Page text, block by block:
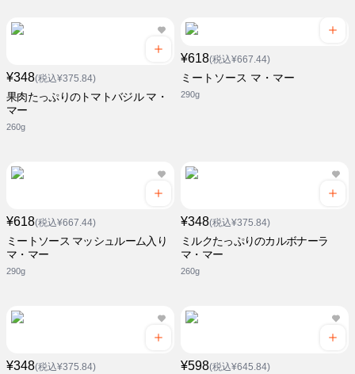
¥348(税込¥375.84)
果肉たっぷりのトマトバジル マ・
マー
260g
¥618(税込¥667.44)
ミートソース マ・マー
290g
¥618(税込¥667.44)
ミートソース マッシュルーム入り
マ・マー
290g
¥348(税込¥375.84)
ミルクたっぷりのカルボナーラ
マ・マー
260g
¥348(税込¥375.84) ¥598(税込¥645.84)